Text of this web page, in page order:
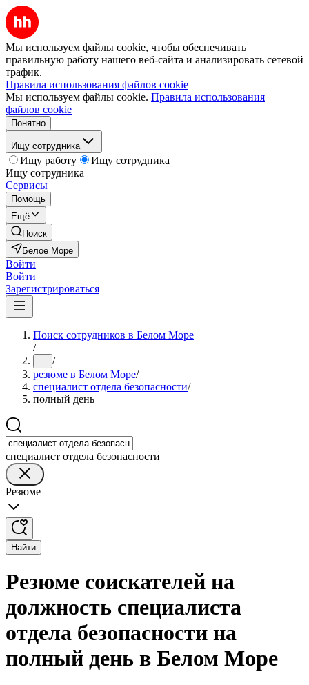
Мы используем файлы cookie, чтобы обеспечивать
правильную работу нашего веб-сайта и анализировать сетевой
трафик.
Правила использования файлов cookie
Мы используем файлы cookie. Правила использования
файлов cookie
Понятно
Ищу сотрудника
Ищу работу
Ищу сотрудника
Ищу сотрудника
Сервисы
Помощь
Ещё
Поиск
Белое Море
Войти
Войти
Зарегистрироваться
Поиск сотрудников в Белом Море
/
... /
резюме в Белом Море/
специалист отдела безопасности/
полный день
специалист отдела безопасности
Резюме
Найти
Резюме соискателей на
должность специалиста
отдела безопасности на
полный день в Белом Море